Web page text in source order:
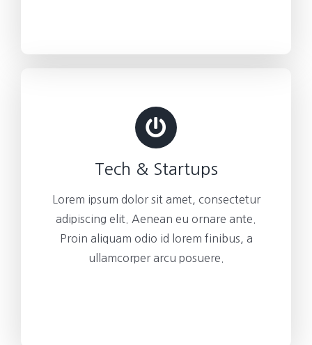
Tech & Startups
Lorem ipsum dolor sit amet, consectetur
adipiscing elit. Aenean eu ornare ante.
Proin aliquam odio id lorem finibus, a
ullamcorper arcu posuere.